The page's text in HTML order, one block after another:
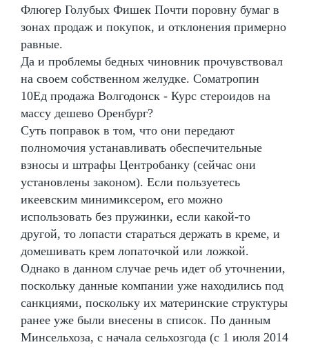
Флюгер Голубых Фишек Почти поровну бумаг в
зонах продаж и покупок, и отклонения примерно
равные.
Да и проблемы бедных чиновник прочувствовал
на своем собственном желудке. Cоматропин
10Ед продажа Волгодонск - Курс стероидов на
массу дешево Оренбург?
Суть поправок в том, что они передают
полномочия устанавливать обеспечительные
взносы и штрафы Центробанку (сейчас они
установлены законом). Если пользуетесь
икеевским минимиксером, его можно
использовать без пружинки, если какой-то
другой, то лопасти стараться держать в креме, и
домешивать крем лопаточкой или ложкой.
Однако в данном случае речь идет об уточнении,
поскольку данные компании уже находились под
санкциями, поскольку их материнские структуры
ранее уже были внесены в список. По данным
Минсельхоза, с начала сельхозгода (с 1 июля 2014